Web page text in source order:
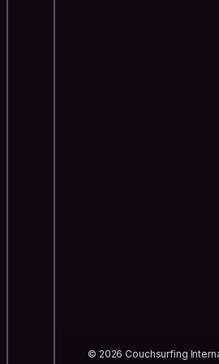
© 2026 Couchsurfing